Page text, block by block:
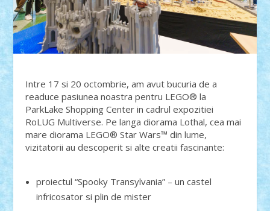
Intre 17 si 20 octombrie, am avut bucuria de a
readuce pasiunea noastra pentru LEGO® la
ParkLake Shopping Center in cadrul expozitiei
RoLUG Multiverse. Pe langa diorama Lothal, cea mai
mare diorama LEGO® Star Wars™ din lume,
vizitatorii au descoperit si alte creatii fascinante:
proiectul “Spooky Transylvania” – un castel
infricosator si plin de mister